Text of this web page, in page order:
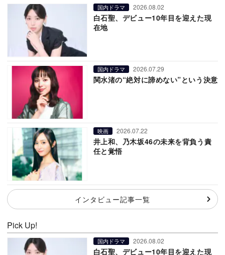
国内ドラマ 2026.08.02
白石聖、デビュー10年目を迎えた現
在地
国内ドラマ 2026.07.29
関水渚の“絶対に諦めない”という決意
映画 2026.07.22
井上和、乃木坂46の未来を背負う責
任と覚悟
インタビュー記事一覧
Pick Up!
国内ドラマ 2026.08.02
白石聖、デビュー10年目を迎えた現